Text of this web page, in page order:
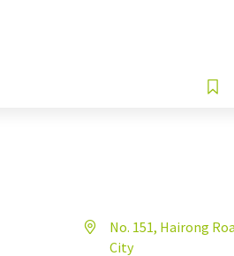
No. 151, Hairong
City